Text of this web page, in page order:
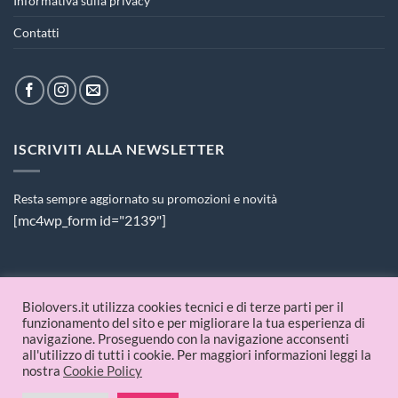
Contatti
ISCRIVITI ALLA NEWSLETTER
Resta sempre aggiornato su promozioni e novità
[mc4wp_form id="2139"]
PAGAMENTI ACCETTATI
Biolovers.it utilizza cookies tecnici e di terze parti per il
funzionamento del sito e per migliorare la tua esperienza di
navigazione. Proseguendo con la navigazione acconsenti
all'utilizzo di tutti i cookie. Per maggiori informazioni leggi la
nostra Cookie Policy